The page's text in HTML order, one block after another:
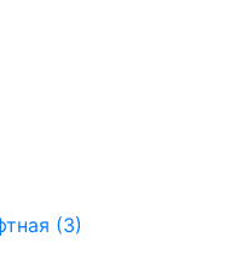
(3)